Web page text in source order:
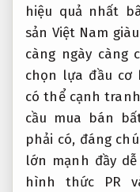
hiệu quả nhất
sản Việt Nam
càng ngày càng
chọn lựa đầu cơ
có thể cạnh
cầu mua bán
phải có, đáng
lớn mạnh đầy
hình thức PR